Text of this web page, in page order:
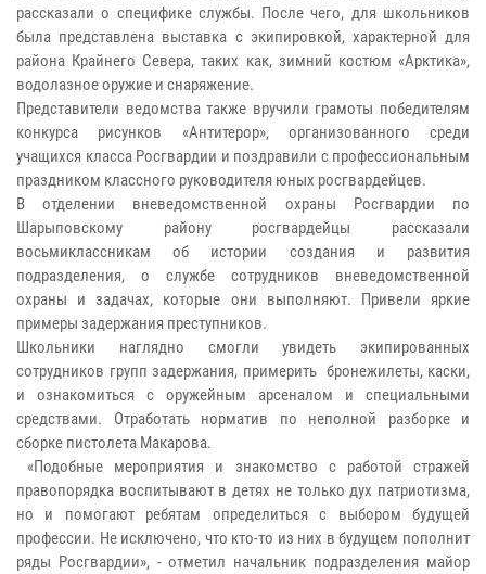
рассказали о специфике службы. После чего, для школьников
была представлена выставка с экипировкой, характерной для
района Крайнего Севера, таких как, зимний костюм «Арктика»,
водолазное оружие и снаряжение.
Представители ведомства также вручили грамоты победителям
конкурса рисунков «Антитерор», организованного среди
учащихся класса Росгвардии и поздравили с профессиональным
праздником классного руководителя юных росгвардейцев.
В отделении вневедомственной охраны Росгвардии по
Шарыповскому району росгвардейцы рассказали
восьмиклассникам об истории создания и развития
подразделения, о службе сотрудников вневедомственной
охраны и задачах, которые они выполняют. Привели яркие
примеры задержания преступников.
Школьники наглядно смогли увидеть экипированных
сотрудников групп задержания, примерить бронежилеты, каски,
и ознакомиться с оружейным арсеналом и специальными
средствами. Отработать норматив по неполной разборке и
сборке пистолета Макарова.
«Подобные мероприятия и знакомство с работой стражей
правопорядка воспитывают в детях не только дух патриотизма,
но и помогают ребятам определиться с выбором будущей
профессии. Не исключено, что кто-то из них в будущем пополнит
ряды Росгвардии», - отметил начальник подразделения майор